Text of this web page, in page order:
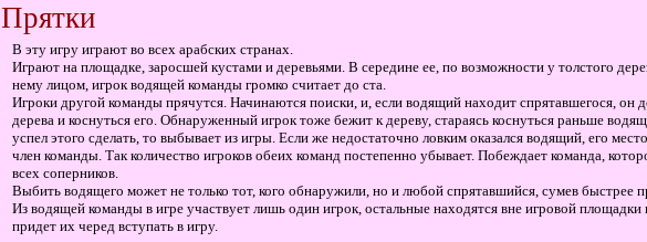
Прятки
В эту игру играют во всех арабских странах.
Играют на площадке, заросшей кустами и деревьями. В середине ее, по возможности у толстого
нему лицом, игрок водящей команды громко считает до ста.
Игроки другой команды прячутся. Начинаются поиски, и, если водящий находит спрятавшегося, он
дерева и коснуться его. Обнаруженный игрок тоже бежит к дереву, стараясь коснуться раньше
успел этого сделать, то выбывает из игры. Если же недостаточно ловким оказался водящий, его
член команды. Так количество игроков обеих команд постепенно убывает. Побеждает команда,
всех соперников.
Выбить водящего может не только тот, кого обнаружили, но и любой спрятавшийся, сумев быстрее
Из водящей команды в игре участвует лишь один игрок, остальные находятся вне игровой площадки
придет их черед вступать в игру.